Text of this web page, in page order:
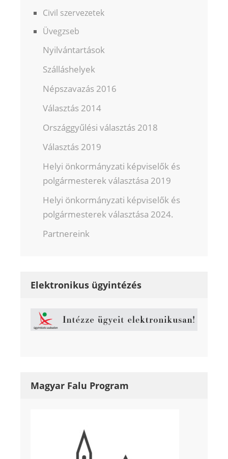
Civil szervezetek
Üvegzseb
Nyilvántartások
Szálláshelyek
Népszavazás 2016
Választás 2014
Országgyűlési választás 2018
Választás 2019
Helyi önkormányzati képviselők és
polgármesterek választása 2019
Helyi önkormányzati képviselők és
polgármesterek választása 2024.
Partnereink
Elektronikus ügyintézés
Magyar Falu Program